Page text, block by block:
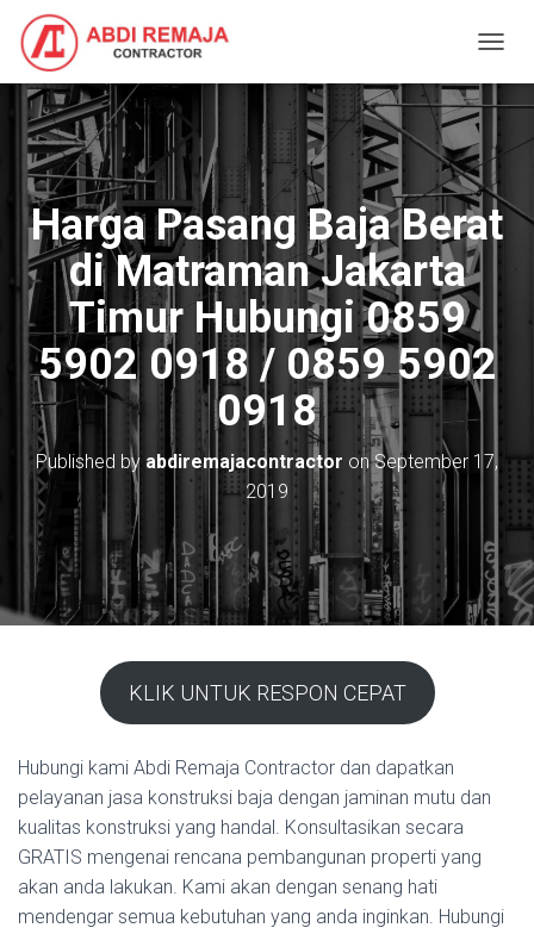
O
G
L
E
N
A
V
I
O
Harga Pasang Baja Berat
di Matraman Jakarta
Timur Hubungi 0859
5902 0918 / 0859 5902
0918
Published by abdiremajacontractor onSeptember 17,
2019
KLIK UNTUK RESPON CEPAT
Hubungi kami Abdi Remaja Contractor dan dapatkan
pelayanan jasa konstruksi baja dengan jaminan mutu dan
kualitas konstruksi yang handal. Konsultasikan secara
GRATIS mengenai rencana pembangunan properti yang
akan anda lakukan. Kami akan dengan senang hati
mendengar semua kebutuhan yang anda inginkan. Hubungi